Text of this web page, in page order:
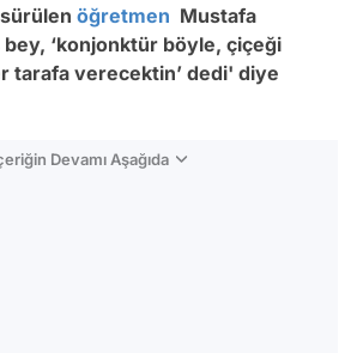
öğretmen Mustafa
‘konjonktür böyle, çiçeği
tarafa verecektin’ dedi' diye
Devamı Aşağıda